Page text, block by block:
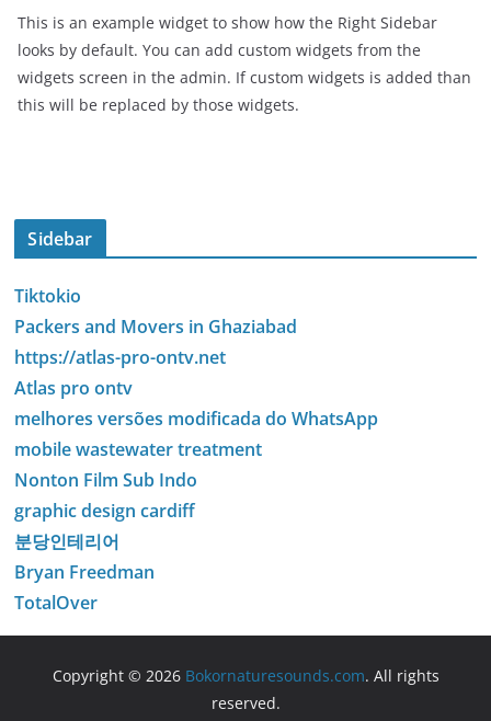
This is an example widget to show how the Right Sidebar
looks by default. You can add custom widgets from the
widgets screen in the admin. If custom widgets is added than
this will be replaced by those widgets.
Sidebar
Tiktokio
Packers and Movers in Ghaziabad
https://atlas-pro-ontv.net
Atlas pro ontv
melhores versões modificada do WhatsApp
mobile wastewater treatment
Nonton Film Sub Indo
graphic design cardiff
분당인테리어
Bryan Freedman
TotalOver
Copyright © 2026 Bokornaturesounds.com. All rights
reserved.